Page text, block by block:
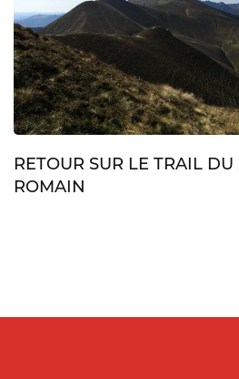
RETOUR SUR LE TRAIL DU
ROMAIN